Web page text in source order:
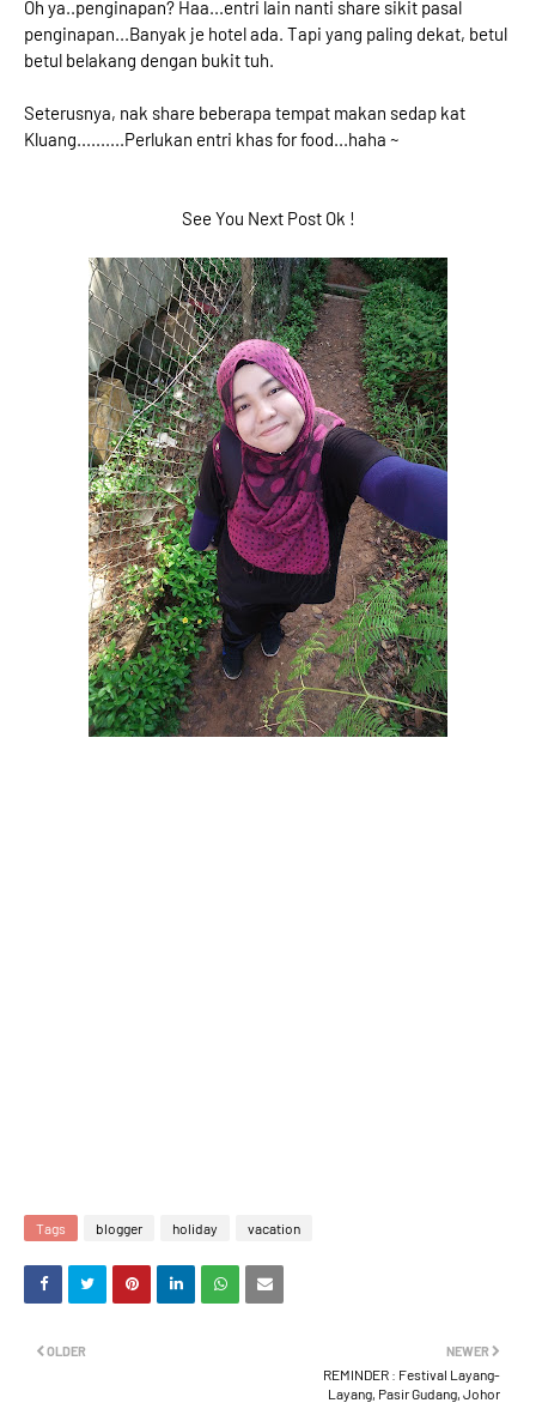
Oh ya..penginapan? Haa...entri lain nanti share sikit pasal
penginapan...Banyak je hotel ada. Tapi yang paling dekat, betul
betul belakang dengan bukit tuh.
Seterusnya, nak share beberapa tempat makan sedap kat
Kluang..........Perlukan entri khas for food...haha ~
See You Next Post Ok !
Tags blogger holiday vacation
NEWER
REMINDER : Festival Layang-
Layang, Pasir Gudang, Johor
OLDER